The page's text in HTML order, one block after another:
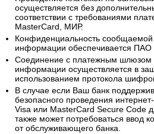
осуществляется без
соответствии с требованиями
MasterCard, МИР.
Конфиденциальность сообщаемой
информации обеспечивается ПАО
Соединение с платежным шлюзом
информации осуществляется в
использованием протокола
В случае если Ваш банк
безопасного проведения
Visa или MasterCard Secure Code
также может потребоваться ввод
от обслуживающего банка.